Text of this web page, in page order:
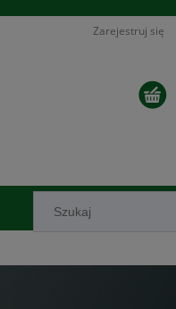
Zarejestruj się